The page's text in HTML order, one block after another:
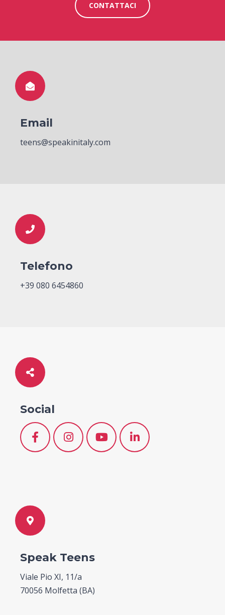
CONTATTACI
Email
teens@speakinitaly.com
Telefono
+39 080 6454860
Social
Speak Teens
Viale Pio XI, 11/a
70056 Molfetta (BA)